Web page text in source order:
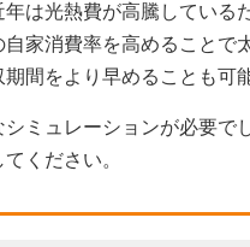
年は光熱費が高騰している
自家消費率を高めることで
期間をより早めることも可
シミュレーションが必要で
てください。